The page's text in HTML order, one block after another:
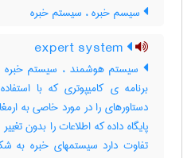
سیسم خبره ، سیستم خبره
سیستم هوشمند ، سیستم
برنامه ی کامیپوتری که با
دستاورهای را در مورد خاصی به
پایگاه داده که اطلاعات را بدون
تفاوت دارد سیستمهای خبره به